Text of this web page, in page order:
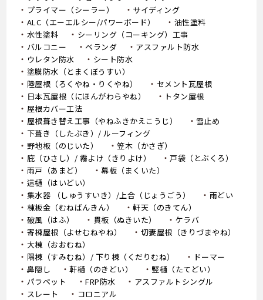
プライマー（シーラー）
サイディング
ALC（エーエルシー/パワーボード）
油性塗料
水性塗料
シーリング（コーキング）工事
バルコニー
ベランダ
アスファルト防水
ウレタン防水
シート防水
塗膜防水（とまくぼうすい）
陸屋根（ろくやね・りくやね）
セメント瓦屋根
日本瓦屋根（にほんがわらやね）
トタン屋根
屋根カバー工法
屋根葺き替え工事（やねふきかえこうじ）
雪止め
下葺き（したぶき）/ ルーフィング
野地板（のじいた）
笠木（かさぎ）
庇（ひさし）/ 霧よけ（きりよけ）
戸袋（とぶくろ）
雨戸（あまど）
幕板（まくいた）
這樋（はいどい）
集水器 （しゅうすいき）/上合（じょうごう）
雨どい
棟板金（むねばんきん）
軒天（のきてん）
破風（はふ）
貫板（ぬきいた）
ケラバ
寄棟屋根（よせむねやね）
切妻屋根（きりづまやね）
大棟（おおむね）
隅棟（すみむね）/ 下り棟（くだりむね）
ドーマー
鼻隠し
軒樋（のきどい）
竪樋（たてどい）
パラペット
FRP防水
アスファルトシングル
スレート
コロニアル